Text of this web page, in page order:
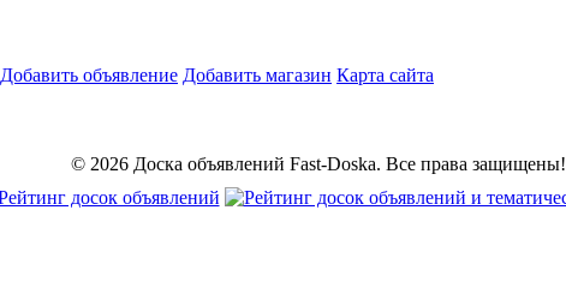
Добавить объявление Добавить магазин Карта сайта
© 2026 Доска объявлений Fast-Doska. Все права защищены!